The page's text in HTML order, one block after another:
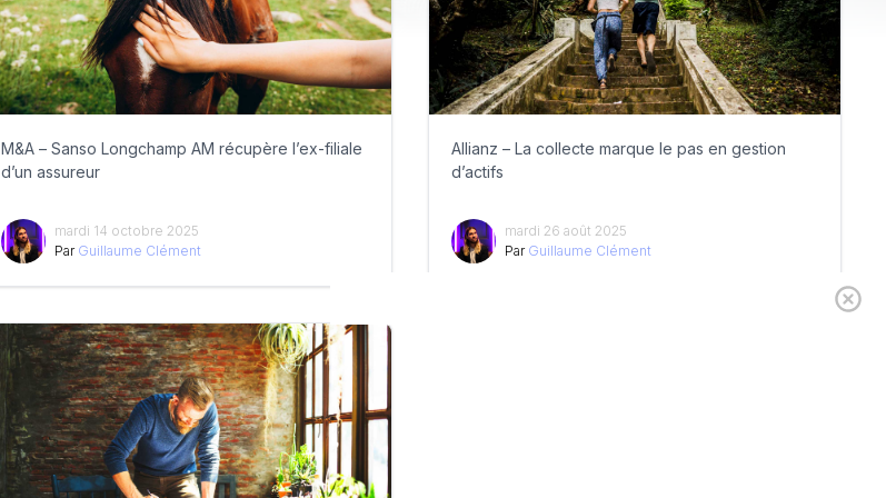
M&A – Sanso Longchamp AM récupère l’ex-filiale
d’un assureur
mardi 14 octobre 2025
Par Guillaume Clément
Allianz – La collecte marque le pas en gestion
d’actifs
mardi 26 août 2025
Par Guillaume Clément